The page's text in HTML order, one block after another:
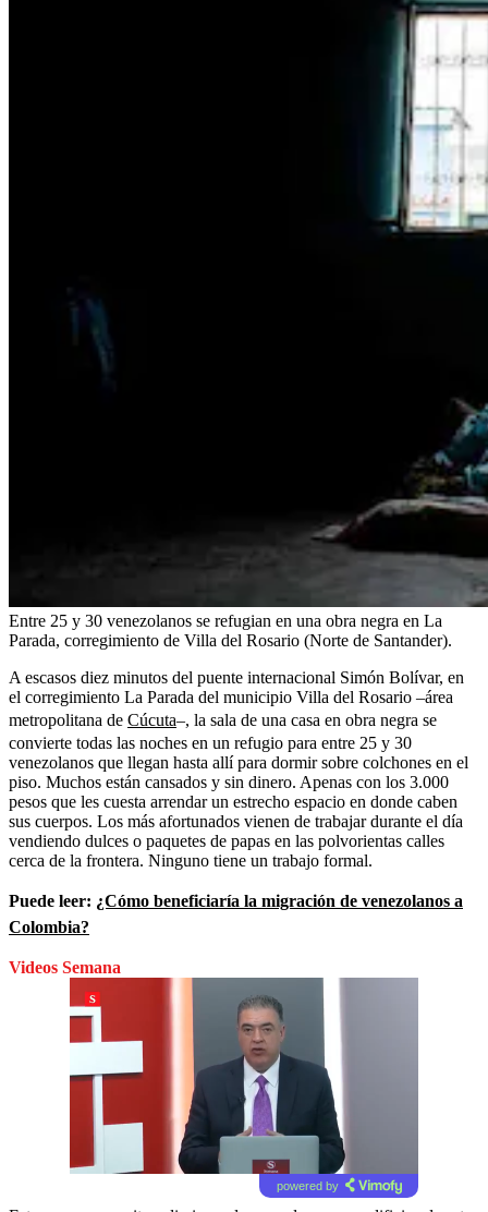
Entre 25 y 30 venezolanos se refugian en una obra negra en La
Parada, corregimiento de Villa del Rosario (Norte de Santander).
A escasos diez minutos del puente internacional Simón Bolívar, en
el corregimiento La Parada del municipio Villa del Rosario –área
metropolitana de Cúcuta–, la sala de una casa en obra negra se
convierte todas las noches en un refugio para entre 25 y 30
venezolanos que llegan hasta allí para dormir sobre colchones en el
piso. Muchos están cansados y sin dinero. Apenas con los 3.000
pesos que les cuesta arrendar un estrecho espacio en donde caben
sus cuerpos. Los más afortunados vienen de trabajar durante el día
vendiendo dulces o paquetes de papas en las polvorientas calles
cerca de la frontera. Ninguno tiene un trabajo formal.
Puede leer: ¿Cómo beneficiaría la migración de venezolanos a
Colombia?
Videos Semana
powered by